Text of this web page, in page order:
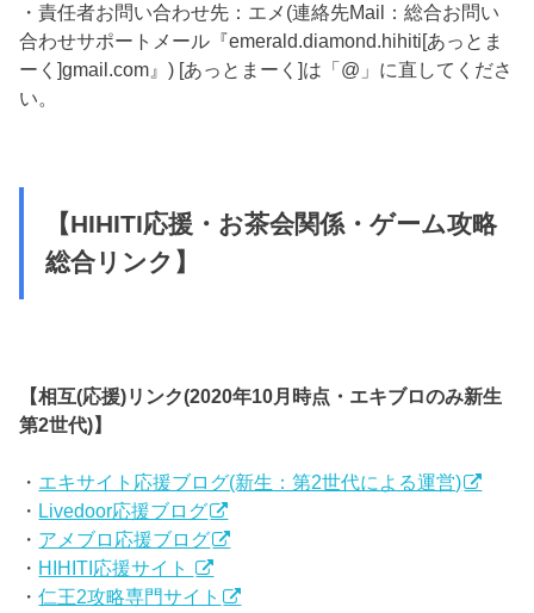
・責任者お問い合わせ先：エメ(連絡先Mail：総合お問い
合わせサポートメール『emerald.diamond.hihiti[あっとま
ーく]gmail.com』) [あっとまーく]は「@」に直してくださ
い。
【HIHITI応援・お茶会関係・ゲーム攻略
総合リンク】
【相互(応援)リンク(2020年10月時点・エキブロのみ新生
第2世代)】
・ エキサイト応援ブログ(新生：第2世代による運営)
・ Livedoor応援ブログ
・ アメブロ応援ブログ
・ HIHITI応援サイト
・仁王2攻略専門サイト